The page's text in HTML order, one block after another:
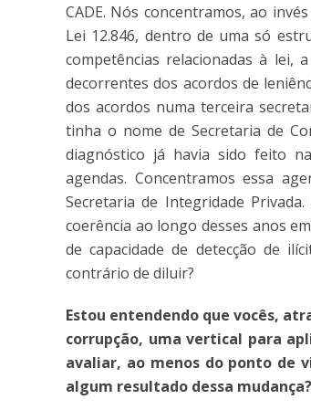
CADE. Nós concentramos, ao
Lei 12.846, dentro de uma só
competências relacionadas à lei,
decorrentes dos acordos de
dos acordos numa terceira
tinha o nome de Secretaria de
diagnóstico já havia sido feito
agendas. Concentramos essa
Secretaria de Integridade
coerência ao longo desses anos
de capacidade de detecção de
contrário de diluir?
Estou entendendo que vocês,
corrupção, uma vertical para
avaliar, ao menos do ponto de
algum resultado dessa mudança?